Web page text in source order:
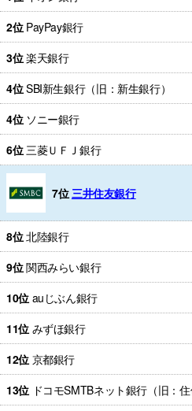
2位 PayPay銀行
3位楽天銀行
4位SBI新生銀行（旧：新生銀行）
4位 ソニー銀行
6位 三菱ＵＦＪ銀行
7位 三井住友銀行
8位北陸銀行
9位関西みらい銀行
10位 auじぶん銀行
11位 みずほ銀行
12位 京都銀行
13位 ドコモSMTBネット銀行（旧：住